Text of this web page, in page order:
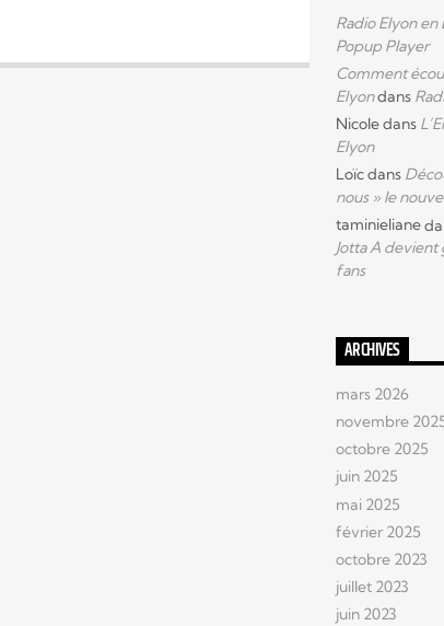
Radio Elyon en
Popup Player
Comment
Elyondans
Nicoledans
Elyon
Loïcdans
nous » le
taminieliane
Jotta A devient
fans
ARCHIVES
mars 2026
novembre
octobre 2025
juin 2025
mai 2025
février 2025
octobre 2023
juillet 2023
juin 2023